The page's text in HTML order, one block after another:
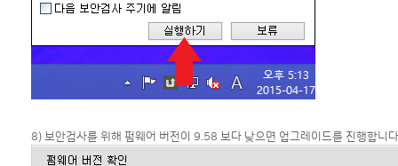
8) 보안검사를 위해 펌웨어 버전이 9.58 보다 낮으면 업그레이드를 진행합니